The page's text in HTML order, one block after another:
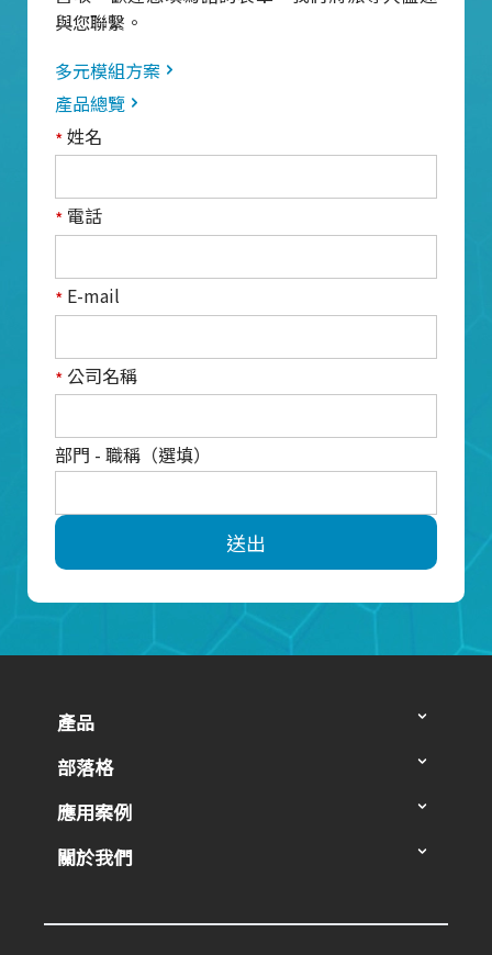
與您聯繫。
多元模組方案
產品總覽
*姓名
* 電話
* E-mail
* 公司名稱
部門 - 職稱（選填）
送出
產品
部落格
應用案例
關於我們